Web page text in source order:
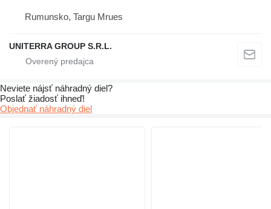
Rumunsko, Targu Mrues
UNITERRA GROUP S.R.L.
Neviete nájsť náhradný diel?
Poslať žiadosť ihneď!
Objednať náhradný diel